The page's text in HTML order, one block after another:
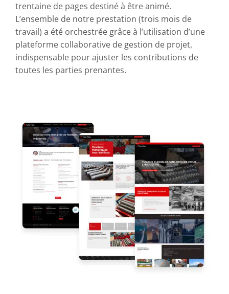
trentaine de pages destiné à être animé.
L’ensemble de notre prestation (trois mois de
travail) a été orchestrée grâce à l’utilisation d’une
plateforme collaborative de gestion de projet,
indispensable pour ajuster les contributions de
toutes les parties prenantes.